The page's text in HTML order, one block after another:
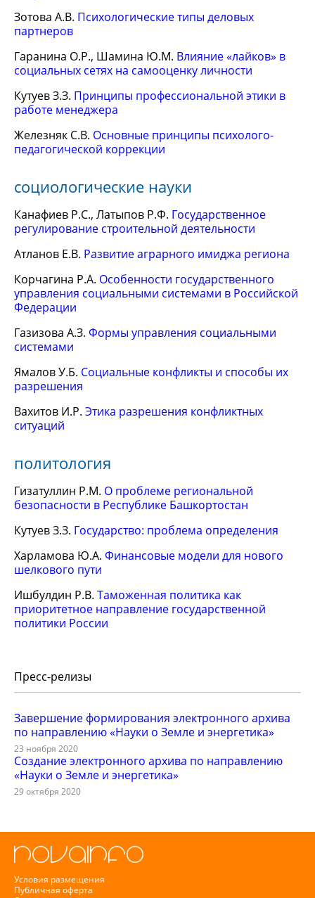
Зотова А.В. Психологические типы деловых
партнеров
Гаранина О.Р., Шамина Ю.М. Влияние «лайков» в
социальных сетях на самооценку личности
Кутуев З.З. Принципы профессиональной этики в
работе менеджера
Железняк С.В. Основные принципы психолого-
педагогической коррекции
социологические науки
Канафиев Р.С., Латыпов Р.Ф. Государственное
регулирование строительной деятельности
Атланов Е.В. Развитие аграрного имиджа региона
Корчагина Р.А. Особенности государственного
управления социальными системами в Российской
Федерации
Газизова А.З. Формы управления социальными
системами
Ямалов У.Б. Социальные конфликты и способы их
разрешения
Вахитов И.Р. Этика разрешения конфликтных
ситуаций
политология
Гизатуллин Р.М. О проблеме региональной
безопасности в Республике Башкортостан
Кутуев З.З. Государство: проблема определения
Харламова Ю.А. Финансовые модели для нового
шелкового пути
Ишбулдин Р.В. Таможенная политика как
приоритетное направление государственной
политики России
Пресс-релизы
Завершение формирования электронного архива
по направлению «Науки о Земле и энергетика»
23 ноября 2020
Создание электронного архива по направлению
«Науки о Земле и энергетика»
29 октября 2020
Условия размещения
Публичная оферта